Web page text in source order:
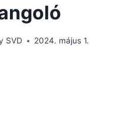
SVD 2024. május 1.